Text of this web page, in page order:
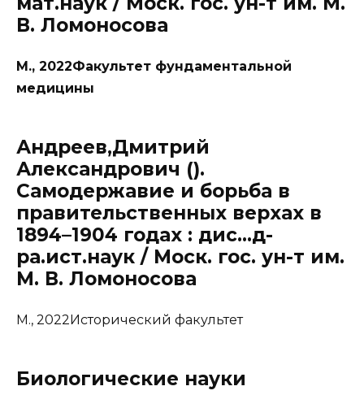
В. Ломоносова
М., 2022Факультет фундаментальной
медицины
Андреев,Дмитрий
Александрович ().
Самодержавие и борьба в
правительственных верхах в
1894–1904 годах : дис…д-
ра.ист.наук / Моск. гос. ун-т им.
М. В. Ломоносова
М., 2022Исторический факультет
Биологические науки